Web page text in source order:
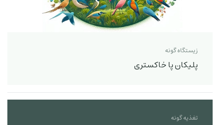
زیستگاه گونه
پلیکان پا خاکستری
تغذیه گونه